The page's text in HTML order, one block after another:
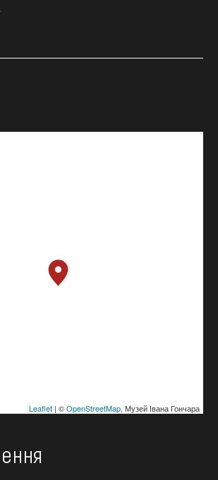
Leaflet| ©OpenStreetMap, Музей Івана Гончара